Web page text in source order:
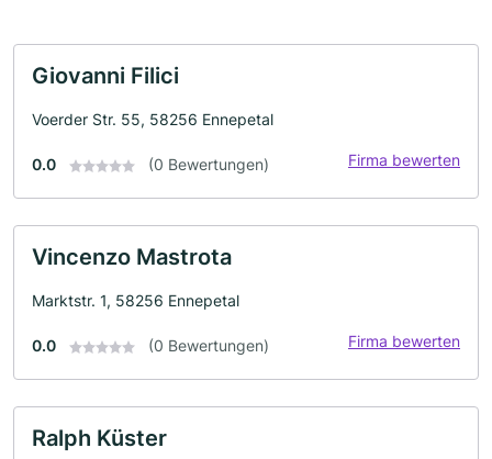
Giovanni Filici
Voerder Str. 55, 58256 Ennepetal
0.0 (0 Bewertungen) Firma bewerten
Vincenzo Mastrota
Marktstr. 1, 58256 Ennepetal
0.0 (0 Bewertungen) Firma bewerten
Ralph Küster